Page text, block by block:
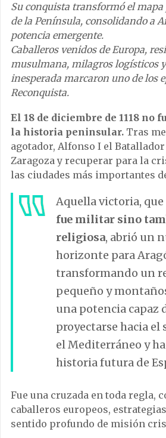
Su conquista transformó el
de la Península, consolidando a
potencia emergente.
Caballeros venidos de Europa,
musulmana, milagros logísticos
inesperada marcaron uno de los
Reconquista.
El 18 de diciembre de 1118 no
la historia peninsular. Tras
agotador, Alfonso I el
Zaragoza y recuperar para la
las ciudades más importantes
Aquella victoria, que
fue militar sino
religiosa, abrió un
horizonte para
transformando un
pequeño y
una potencia capaz
proyectarse hacia el
el Mediterráneo y
historia futura de
Fue una cruzada en toda regla,
caballeros europeos,
sentido profundo de misión